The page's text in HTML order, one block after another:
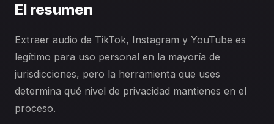
El resumen
Extraer audio de TikTok, Instagram y YouTube es
legítimo para uso personal en la mayoría de
jurisdicciones, pero la herramienta que uses
determina qué nivel de privacidad mantienes en el
proceso.